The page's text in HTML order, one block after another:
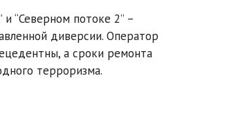
“Северном потоке 2” –
диверсии. Оператор
а сроки ремонта
терроризма.